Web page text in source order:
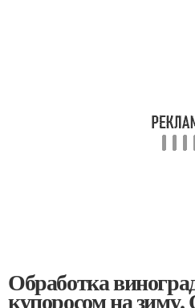
Обработка
купоросом на